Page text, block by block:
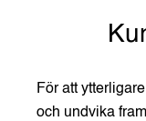
För att
och undvika